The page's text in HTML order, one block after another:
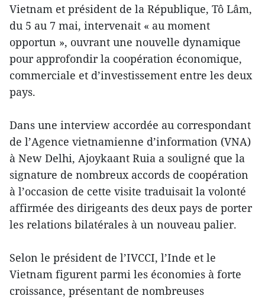
Vietnam et président de la République, Tô Lâm,
du 5 au 7 mai, intervenait « au moment
opportun », ouvrant une nouvelle dynamique
pour approfondir la coopération économique,
commerciale et d’investissement entre les deux
pays.
Dans une interview accordée au correspondant
de l’Agence vietnamienne d’information (VNA)
à New Delhi, Ajoykaant Ruia a souligné que la
signature de nombreux accords de coopération
à l’occasion de cette visite traduisait la volonté
affirmée des dirigeants des deux pays de porter
les relations bilatérales à un nouveau palier.
Selon le président de l’IVCCI, l’Inde et le
Vietnam figurent parmi les économies à forte
croissance, présentant de nombreuses